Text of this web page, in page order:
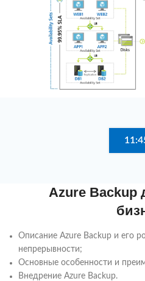
Azure Backup
Описание Azure Backup и его
непрерывности;
Основные особенности и
Внедрение Azure Backup.